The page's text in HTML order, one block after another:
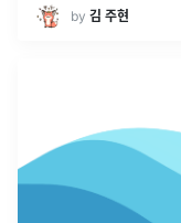
by 김 주현